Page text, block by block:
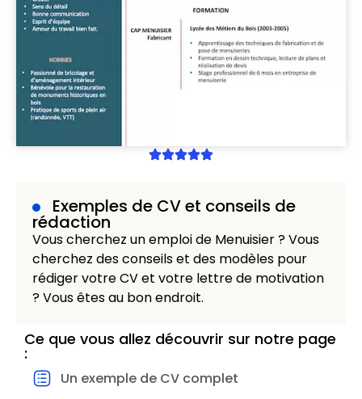
Exemples de CV et conseils de
rédaction
Vous cherchez un emploi de Menuisier ? Vous
cherchez des conseils et des modèles pour
rédiger votre CV et votre lettre de motivation
? Vous êtes au bon endroit.
Ce que vous allez découvrir sur notre page
:
Un exemple de CV complet